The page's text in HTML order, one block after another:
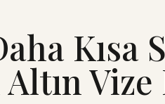
Kısa